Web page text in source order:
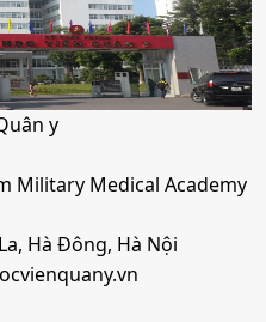
y
Military Medical Academy
Hà Đông, Hà Nội